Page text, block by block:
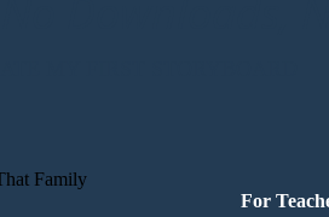
No Downloads,
For